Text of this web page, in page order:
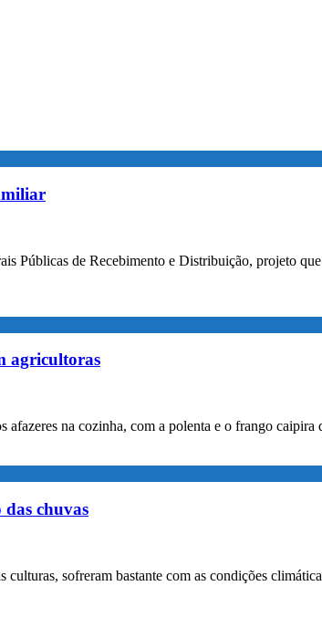
Públicas de Recebimento e Distribuição, projeto
agricultoras
na cozinha, com a polenta e o frango
chuvas
sofreram bastante com as condições